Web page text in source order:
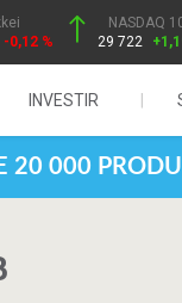
-0,12 %
NASDAQ
29 722
INVESTIR
20 000